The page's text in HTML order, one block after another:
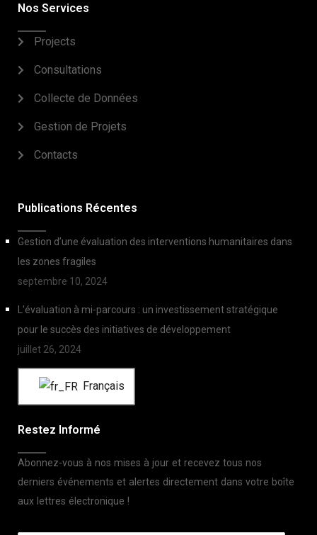
Nos Services
Projects
Consultations
Collecte de Données
Gestion de Projets
Contacts
Publications Récentes
Gestion d’une évaluation des interventions humanitaires dans
les zones fragiles
septembre 10, 2024
L'évaluation à mi-parcours : un investissement stratégique
pour le succès des initiatives de développement
juillet 26, 2024
Français
Restez Informé
Abonnez-vous à nos mises à jour et recevez tous nos
derniers événements et alertes directement dans votre boîte
aux lettres électronique !